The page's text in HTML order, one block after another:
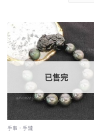
已售完
手串．手鏈